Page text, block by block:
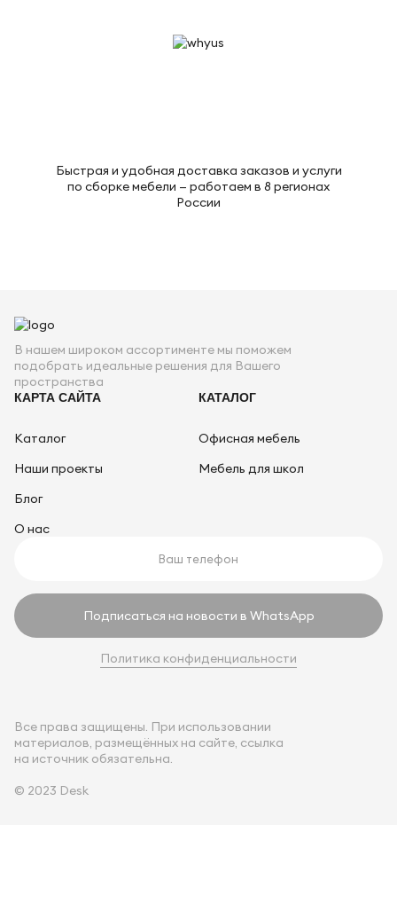
Быстрая и удобная доставка заказов и услуги
по сборке мебели — работаем в 8 регионах
России
В нашем широком ассортименте мы поможем
подобрать идеальные решения для Вашего
пространства
КАРТА САЙТА
Каталог
Наши проекты
Блог
О нас
КАТАЛОГ
Офисная мебель
Мебель для школ
Подписаться на новости в WhatsApp
Политика конфиденциальности
Все права защищены. При использовании
материалов, размещённых на сайте, ссылка
на источник обязательна.
© 2023 Desk